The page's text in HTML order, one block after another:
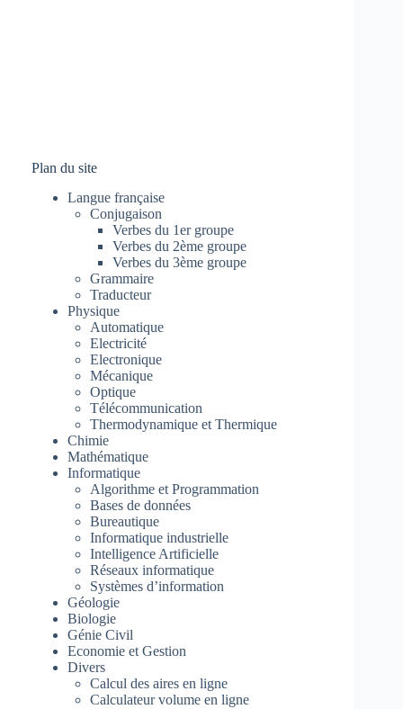
Plan du site
Langue française
Conjugaison
Verbes du 1er groupe
Verbes du 2ème groupe
Verbes du 3ème groupe
Grammaire
Traducteur
Physique
Automatique
Electricité
Electronique
Mécanique
Optique
Télécommunication
Thermodynamique et Thermique
Chimie
Mathématique
Informatique
Algorithme et Programmation
Bases de données
Bureautique
Informatique industrielle
Intelligence Artificielle
Réseaux informatique
Systèmes d’information
Géologie
Biologie
Génie Civil
Economie et Gestion
Divers
Calcul des aires en ligne
Calculateur volume en ligne